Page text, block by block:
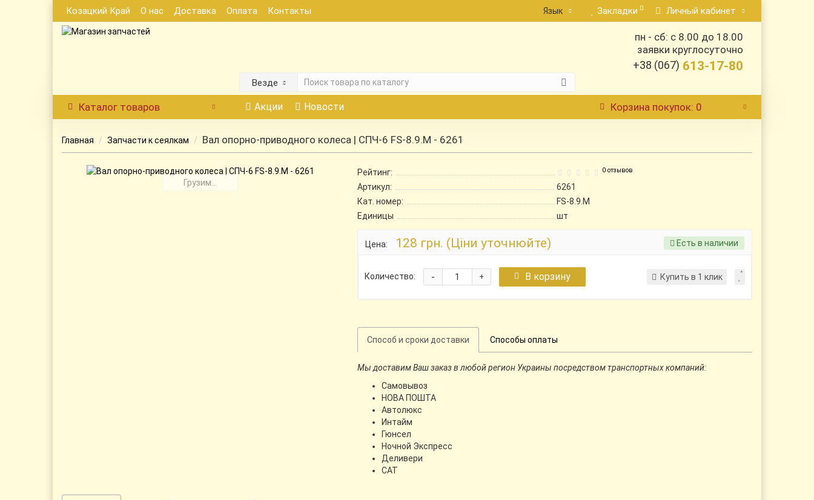
Козацкий Край О нас Доставка Оплата Контакты Язык Закладки 0 Личный кабинет
Везде
пн - сб: с 8.00 до 18.00
заявки круглосуточно
+38 (067) 613-17-80
Каталог товаров Акции Новости Корзинапокупок: 0
Главная Запчасти к сеялкам Вал опорно-приводного колеса | СПЧ-6 FS-8.9.М - 6261
Грузим...
Рейтинг: 0 отзывов
Артикул:
6261
Кат. номер:
FS-8.9.М
Единицы
шт
Цена: 128 грн. (Ціни уточнюйте) Есть в наличии
Количество: +
- В корзину Купить в 1 клик
Способ и сроки доставки Способы оплаты
Мы доставим Ваш заказ в любой регион Украины посредством транспортных компаний:
Самовывоз
НОВА ПОШТА
Автолюкс
Интайм
Гюнсел
Ночной Экспресс
Деливери
CАТ